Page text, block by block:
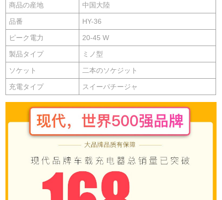
商品の産地 中国大陸
品番 HY-36
ピーク電力 20-45 W
製品タイプ ミノ型
ソケット 二本のソケジット
充電タイプ スイーパチージャ